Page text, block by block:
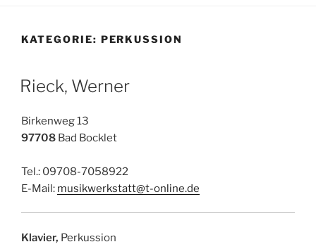
KATEGORIE: PERKUSSION
Rieck, Werner
Birkenweg 13
97708 Bad Bocklet
Tel.: 09708-7058922
E-Mail: musikwerkstatt@t-online.de
Klavier, Perkussion